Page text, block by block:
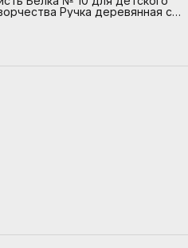
Ручка деревянная с